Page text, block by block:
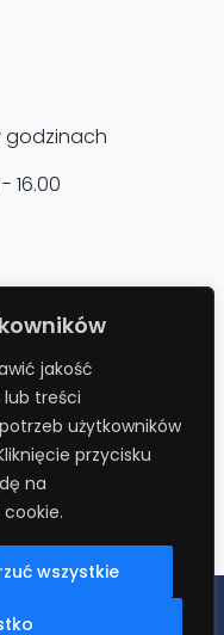
jakość
treści
użytkowników
przycisku
na
wszystkie
godzinach
16.00
gwarancji
kolejne 12
stronie.
RODO